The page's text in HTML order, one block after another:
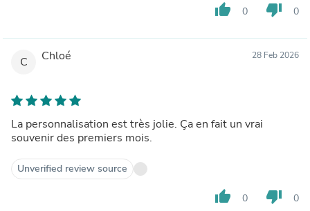
thumb_up 0 thumb_down 0
C Chloé 28 Feb 2026
La personnalisation est très jolie. Ça en fait un vrai
souvenir des premiers mois.
Unverified review source
thumb_up 0 thumb_down 0